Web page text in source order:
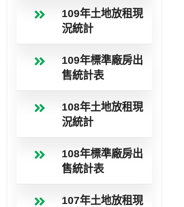
109年土地放租現
況統計
109年標準廠房出
售統計表
108年土地放租現
況統計
108年標準廠房出
售統計表
107年土地放租現